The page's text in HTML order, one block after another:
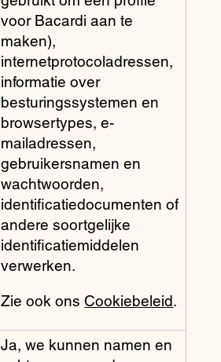
voor Bacardi aan te
maken),
internetprotocoladressen,
informatie over
besturingssystemen en
browsertypes, e-
mailadressen,
gebruikersnamen en
wachtwoorden,
identificatiedocumenten of
andere soortgelijke
identificatiemiddelen
verwerken.
Zie ook onsCookiebeleid.
Ja, we kunnen namen en